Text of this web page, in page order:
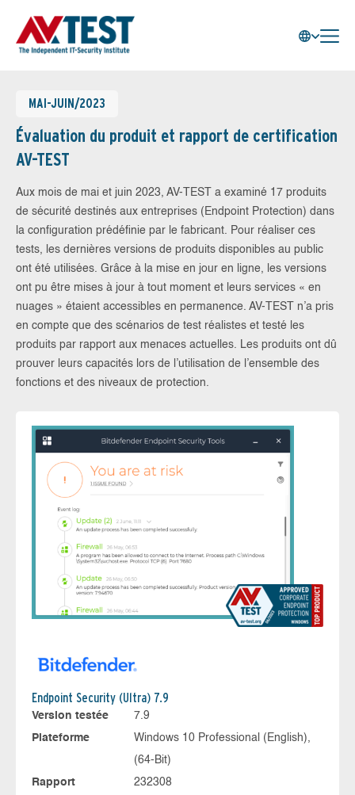
MAI-JUIN/2023
Évaluation du produit et rapport de certification
AV-TEST
Aux mois de mai et juin 2023, AV-TEST a examiné 17 produits
de sécurité destinés aux entreprises (Endpoint Protection) dans
la configuration prédéfinie par le fabricant. Pour réaliser ces
tests, les dernières versions de produits disponibles au public
ont été utilisées. Grâce à la mise en jour en ligne, les versions
ont pu être mises à jour à tout moment et leurs services « en
nuages » étaient accessibles en permanence. AV-TEST n’a pris
en compte que des scénarios de test réalistes et testé les
produits par rapport aux menaces actuelles. Les produits ont dû
prouver leurs capacités lors de l’utilisation de l’ensemble des
fonctions et des niveaux de protection.
Endpoint Security (Ultra) 7.9
Version testée
7.9
Plateforme
Windows 10 Professional (English),
(64-Bit)
Rapport
232308